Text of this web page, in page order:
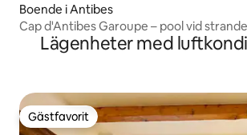
Boende i Antibes
Cap d'Antibes Garoupe – pool vid
Lägenheter med
Gästfavorit
Gästfavorit